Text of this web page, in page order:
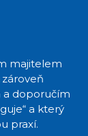
majitelem
a doporučím
a který
praxí.